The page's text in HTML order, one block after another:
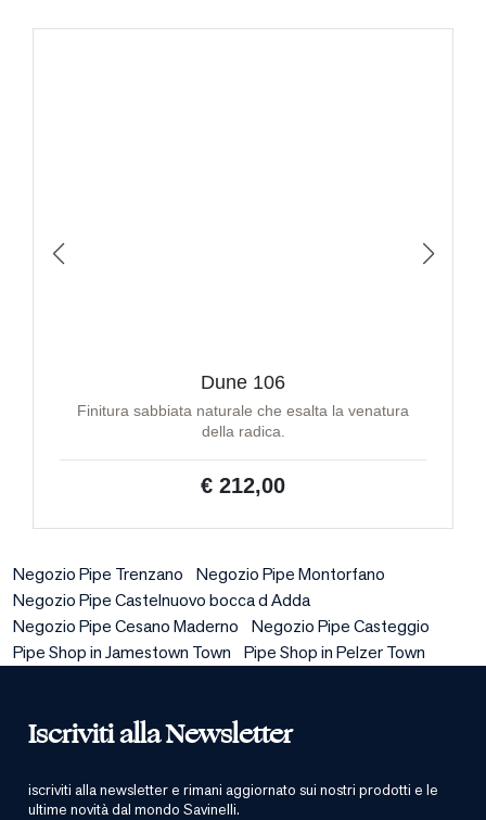
Dune 106
Finitura sabbiata naturale che esalta la venatura
della radica.
€ 212,00
Negozio Pipe Trenzano
Negozio Pipe Montorfano
Negozio Pipe Castelnuovo bocca d Adda
Negozio Pipe Cesano Maderno
Negozio Pipe Casteggio
Pipe Shop in Jamestown Town
Pipe Shop in Pelzer Town
Iscriviti alla Newsletter
iscriviti alla newsletter e rimani aggiornato sui nostri prodotti e le
ultime novità dal mondo Savinelli.